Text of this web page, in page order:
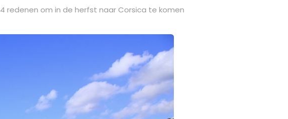
4 redenen om in de herfst naar Corsica te komen